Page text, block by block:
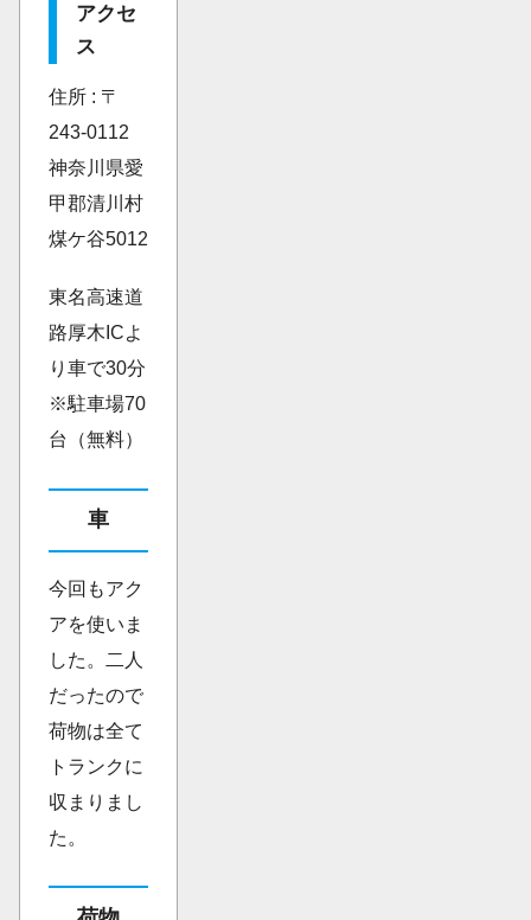
アクセ
ス
住所 : 〒
243-0112
神奈川県愛
甲郡清川村
煤ケ谷5012
東名高速道
路厚木ICよ
り車で30分
※駐車場70
台（無料）
車
今回もアク
アを使いま
した。二人
だったので
荷物は全て
トランクに
収まりまし
た。